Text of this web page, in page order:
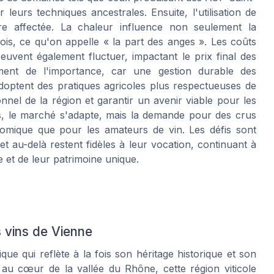
techniques ancestrales. Ensuite, l'utilisation de
affectée. La chaleur influence non seulement la
ce qu'on appelle « la part des anges ». Les coûts
également fluctuer, impactant le prix final des
de l'importance, car une gestion durable des
des pratiques agricoles plus respectueuses de
de la région et garantir un avenir viable pour les
le marché s'adapte, mais la demande pour des crus
que pour les amateurs de vin. Les défis sont
au-delà restent fidèles à leur vocation, continuant à
et de leur patrimoine unique.
de Vienne
qui reflète à la fois son héritage historique et son
au cœur de la vallée du Rhône, cette région viticole